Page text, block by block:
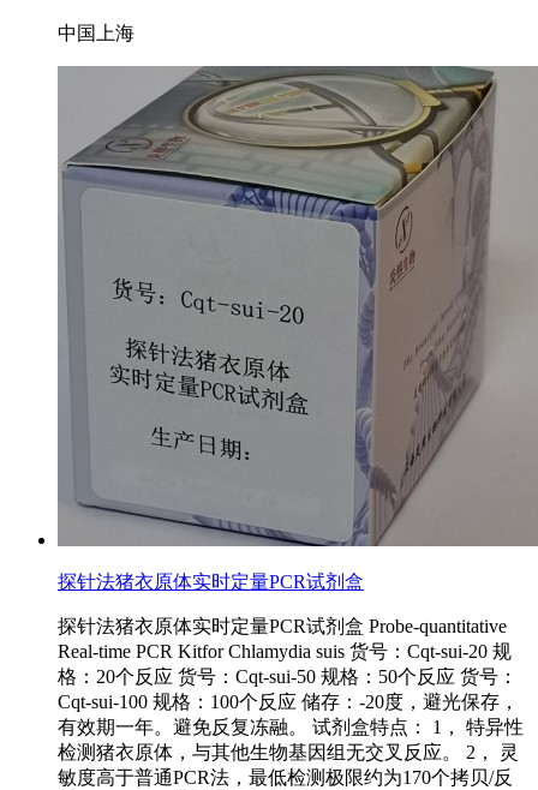
中国上海
探针法猪衣原体实时定量PCR试剂盒
探针法猪衣原体实时定量PCR试剂盒 Probe-quantitative
Real-time PCR Kitfor Chlamydia suis 货号：Cqt-sui-20 规
格：20个反应 货号：Cqt-sui-50 规格：50个反应 货号：
Cqt-sui-100 规格：100个反应 储存：-20度，避光保存，
有效期一年。避免反复冻融。 试剂盒特点： 1， 特异性
检测猪衣原体，与其他生物基因组无交叉反应。 2， 灵
敏度高于普通PCR法，最低检测极限约为170个拷贝/反